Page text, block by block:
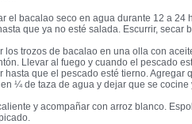
el bacalao seco en agua durante 12 a 24
que ya no esté salada. Escurrir, secar
los trozos de bacalao en una olla con
Llevar al fuego y cuando el pescado
hasta que el pescado esté tierno. Agregar
¼ de taza de agua y dejar que se cocine
y acompañar con arroz blanco.